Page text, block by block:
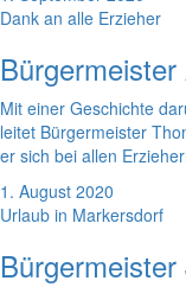
Dank an alle Erzieher
Mit einer Geschichte
leitet Bürgermeister
er sich bei allen
1. August 2020
Urlaub in Markersdorf